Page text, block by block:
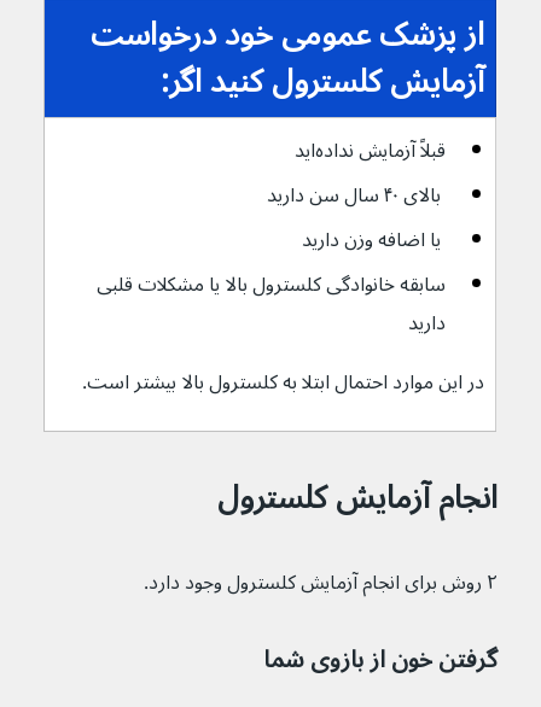
از پزشک عمومی خود درخواست
آزمایش کلسترول کنید اگر:
قبلاً آزمایش نداده‌اید
بالای ۴۰ سال سن دارید
یا اضافه وزن دارید
سابقه خانوادگی کلسترول بالا یا مشکلات قلبی
دارید
در این موارد احتمال ابتلا به کلسترول بالا بیشتر است.
انجام آزمایش کلسترول
۲ روش برای انجام آزمایش کلسترول وجود دارد.
گرفتن خون از بازوی شما